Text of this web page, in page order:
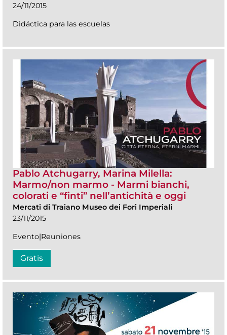
24/11/2015
Didáctica para las escuelas
Pablo Atchugarry, Marina Milella:
Marmo/non marmo - Marmi bianchi,
colorati e “finti” nell’antichità e oggi
Mercati di Traiano Museo dei Fori Imperiali
23/11/2015
Evento|Reuniones
Gratis